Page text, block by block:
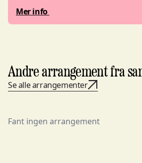
Mer info
Andre arrangement fra
Se alle arrangementer
Fant ingen arrangement